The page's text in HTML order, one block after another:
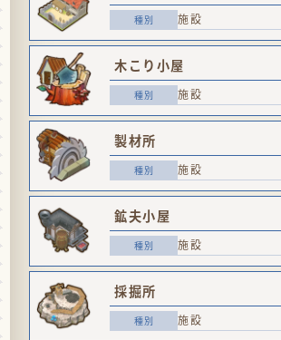
施設
木こり小屋
施設
製材所
施設
鉱夫小屋
施設
採掘所
施設